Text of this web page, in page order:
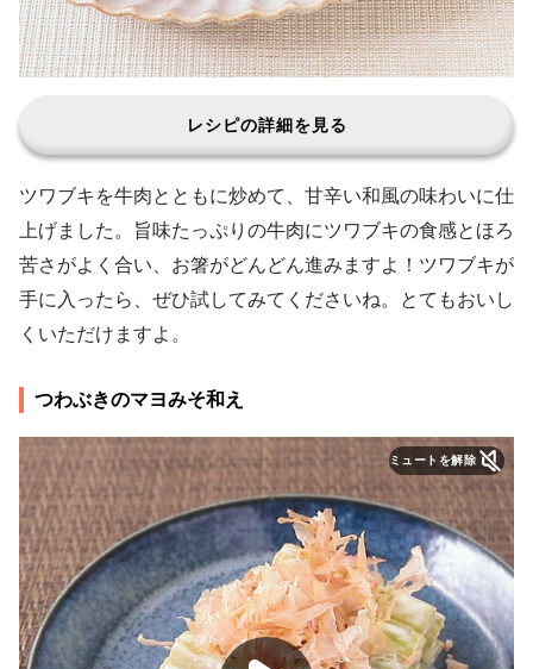
レシピの詳細を見る
ツワブキを牛肉とともに炒めて、甘辛い和風の味わいに仕
上げました。旨味たっぷりの牛肉にツワブキの食感とほろ
苦さがよく合い、お箸がどんどん進みますよ！ツワブキが
手に入ったら、ぜひ試してみてくださいね。とてもおいし
くいただけますよ。
つわぶきのマヨみそ和え
ミュートを解除